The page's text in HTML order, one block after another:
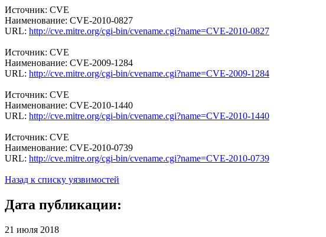
Источник: CVE
Наименование: CVE-2010-0827
URL: http://cve.mitre.org/cgi-bin/cvename.cgi?name=CVE-2010-0827
Источник: CVE
Наименование: CVE-2009-1284
URL: http://cve.mitre.org/cgi-bin/cvename.cgi?name=CVE-2009-1284
Источник: CVE
Наименование: CVE-2010-1440
URL: http://cve.mitre.org/cgi-bin/cvename.cgi?name=CVE-2010-1440
Источник: CVE
Наименование: CVE-2010-0739
URL: http://cve.mitre.org/cgi-bin/cvename.cgi?name=CVE-2010-0739
Назад к списку уязвимостей
Дата публикации:
21 июля 2018